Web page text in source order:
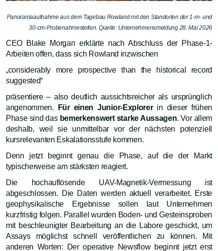
Panoramaaufnahme aus dem Tagebau Rowland mit den Standorten der 1-m- und
30-cm-Probenahmestellen. Quelle: Unternehmensmeldung 28. Mai 2026
CEO Blake Morgan erklärte nach Abschluss der Phase-1-
Arbeiten offen, dass sich Rowland inzwischen
„considerably more prospective than the historical record
suggested“
präsentiere – also deutlich aussichtsreicher als ursprünglich
angenommen.
Für einen Junior-Explorerin dieser frühen
Phase sind das bemerkenswert starke Aussagen. Vor allem
deshalb, weil sie unmittelbar vor der nächsten potenziell
kursrelevanten Eskalationsstufe kommen.
Denn jetzt beginnt genau die Phase, auf die der Markt
typischerweise am stärksten reagiert.
Die hochauflösende UAV-Magnetik-Vermessung ist
abgeschlossen. Die Daten werden aktuell verarbeitet. Erste
geophysikalische Ergebnisse sollen laut Unternehmen
kurzfristig folgen. Parallel wurden Boden- und Gesteinsproben
mit beschleunigter Bearbeitung an die Labore geschickt, um
Assays möglichst schnell veröffentlichen zu können. Mit
anderen Worten: Der operative Newsflow beginnt jetzt erst